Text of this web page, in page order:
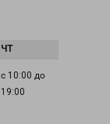
с 10:00 до
19:00